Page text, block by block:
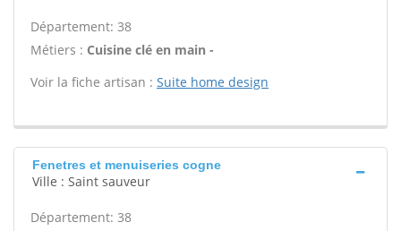
Département: 38
Métiers : Cuisine clé en main -
Voir la fiche artisan : Suite home design
Fenetres et menuiseries cogne
Ville : Saint sauveur
Département: 38